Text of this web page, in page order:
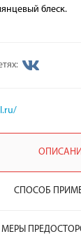
блеск.
СПОСОБ
МЕРЫ